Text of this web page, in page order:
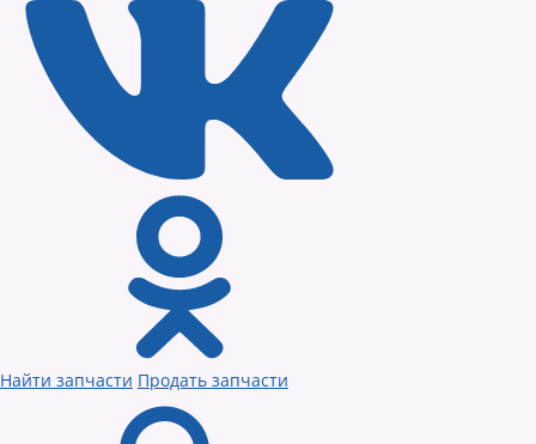
Найти запчасти Продать запчасти